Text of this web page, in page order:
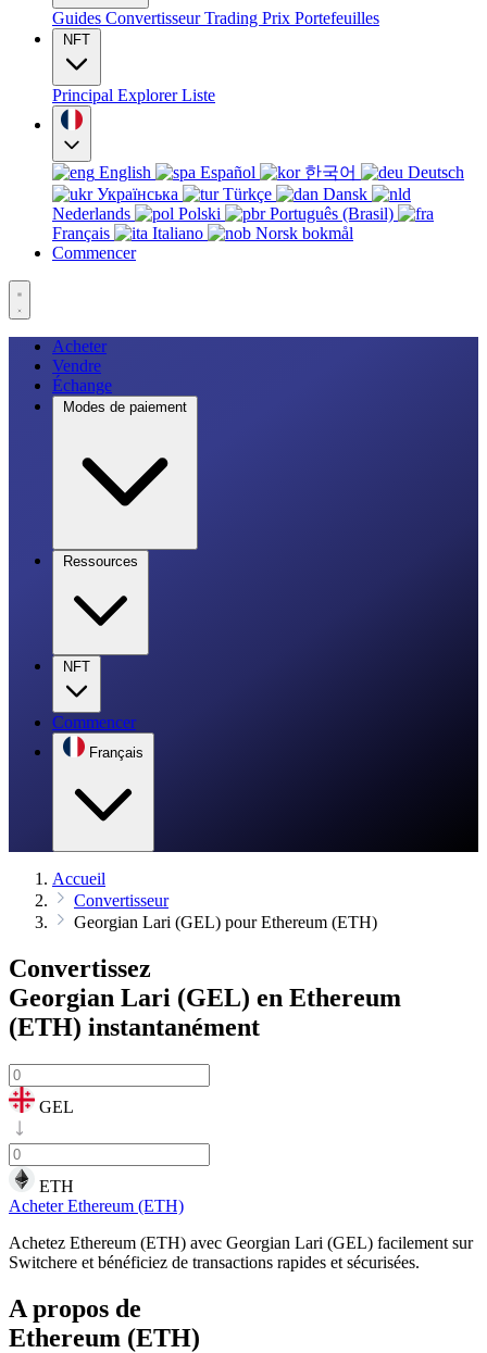
Guides ConvertisseurTrading Prix Portefeuilles
NFT
Principal ExplorerListe
English Español 한국어
Deutsch
Українська
Türkçe
Dansk
Nederlands
Polski
Português (Brasil)
Français
Italiano
Norsk bokmål
Commencer
Acheter
Vendre
Échange
Modes de paiement
Ressources
NFT
Commencer
Français
Accueil
Convertisseur
Georgian Lari (GEL) pour Ethereum (ETH)
Convertissez
Georgian Lari (GEL) en Ethereum
(ETH) instantanément
GEL
ETH
Acheter Ethereum (ETH)
Achetez Ethereum (ETH) avec Georgian Lari (GEL) facilement sur
Switchere et bénéficiez de transactions rapides et sécurisées.
A propos de
Ethereum (ETH)